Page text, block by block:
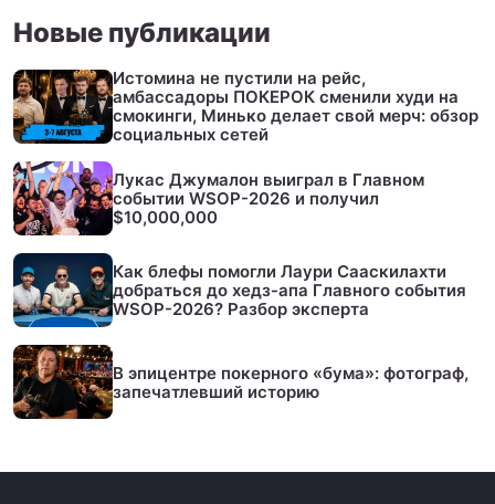
Новые публикации
Истомина не пустили на рейс,
амбассадоры ПОКЕРОК сменили худи на
смокинги, Минько делает свой мерч: обзор
социальных сетей
Лукас Джумалон выиграл в Главном
событии WSOP-2026 и получил
$10,000,000
Как блефы помогли Лаури Сааскилахти
добраться до хедз-апа Главного события
WSOP-2026? Разбор эксперта
В эпицентре покерного «бума»: фотограф,
запечатлевший историю